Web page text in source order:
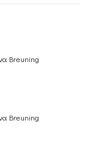
Breuning
Breuning